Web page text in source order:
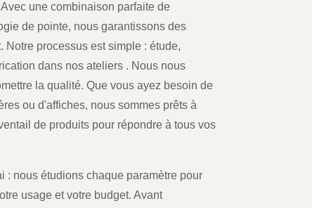
une combinaison parfaite de
de pointe, nous garantissons des
processus est simple : étude,
dans nos ateliers . Nous nous
la qualité. Que vous ayez besoin de
ou d'affiches, nous sommes prêts à
de produits pour répondre à tous vos
: nous étudions chaque paramètre pour
usage et votre budget. Avant